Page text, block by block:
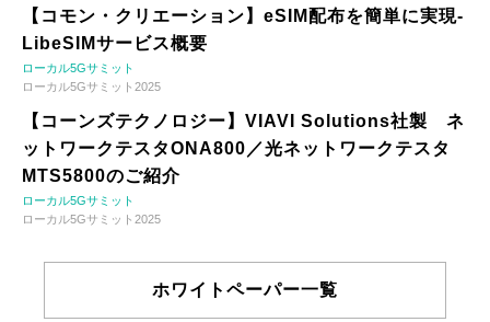
【コモン・クリエーション】eSIM配布を簡単に実現-
LibeSIMサービス概要
ローカル5Gサミット
ローカル5Gサミット2025
【コーンズテクノロジー】VIAVI Solutions社製 ネ
ットワークテスタONA800／光ネットワークテスタ
MTS5800のご紹介
ローカル5Gサミット
ローカル5Gサミット2025
ホワイトペーパー一覧